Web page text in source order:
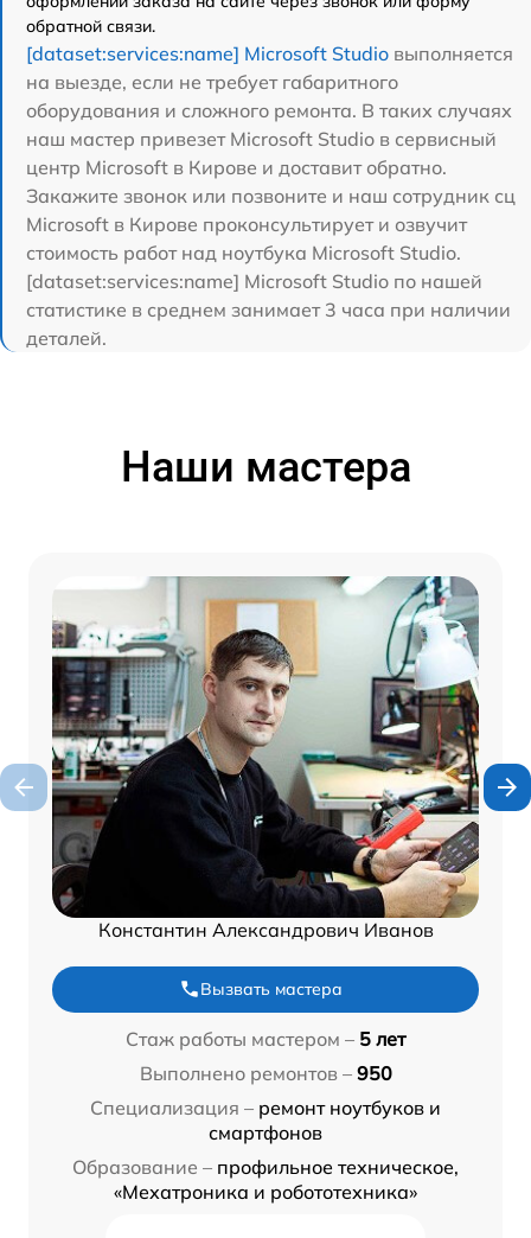
обратной связи.
[dataset:services:name] Microsoft Studio выполняется
на выезде, если не требует габаритного
оборудования и сложного ремонта. В таких случаях
наш мастер привезет Microsoft Studio в сервисный
центр Microsoft в Кирове и доставит обратно.
Закажите звонок или позвоните и наш сотрудник сц
Microsoft в Кирове проконсультирует и озвучит
стоимость работ над ноутбука Microsoft Studio.
[dataset:services:name] Microsoft Studio по нашей
статистике в среднем занимает 3 часа при наличии
деталей.
Наши мастера
Константин Александрович Иванов
Вызвать мастера
Стаж работы мастером – 5 лет
Выполнено ремонтов – 950
Специализация – ремонт ноутбуков и
смартфонов
Образование – профильное техническое,
«Мехатроника и робототехника»